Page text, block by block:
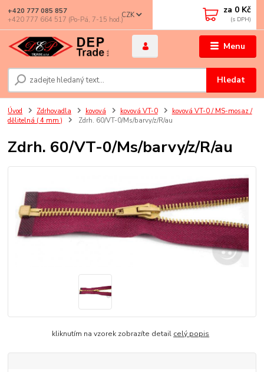
Menu
CZK
Hledat
+420 777 085 857
+420 777 664 517 (Po-Pá, 7-15 hod.)
za 0 Kč
Úvod Zdrhovadla kovová kovová VT-0
kovová VT-0 / MS-mosaz /
dělitelná ( 4 mm )
Zdrh. 60/VT-0/Ms/barvy/z/R/au
Zdrh. 60/VT-0/Ms/barvy/z/R/au
kliknutím na vzorek zobrazíte detail celý popis